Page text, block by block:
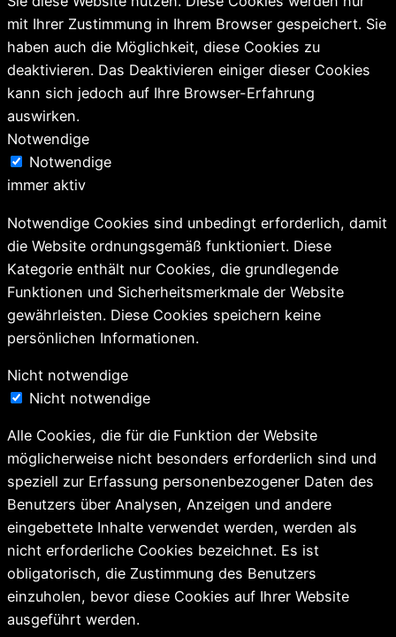
mit Ihrer Zustimmung in Ihrem Browser gespeichert. Sie
haben auch die Möglichkeit, diese Cookies zu
deaktivieren. Das Deaktivieren einiger dieser Cookies
kann sich jedoch auf Ihre Browser-Erfahrung
auswirken.
Notwendige
Notwendige
immer aktiv
Notwendige Cookies sind unbedingt erforderlich, damit
die Website ordnungsgemäß funktioniert. Diese
Kategorie enthält nur Cookies, die grundlegende
Funktionen und Sicherheitsmerkmale der Website
gewährleisten. Diese Cookies speichern keine
persönlichen Informationen.
Nicht notwendige
Nicht notwendige
Alle Cookies, die für die Funktion der Website
möglicherweise nicht besonders erforderlich sind und
speziell zur Erfassung personenbezogener Daten des
Benutzers über Analysen, Anzeigen und andere
eingebettete Inhalte verwendet werden, werden als
nicht erforderliche Cookies bezeichnet. Es ist
obligatorisch, die Zustimmung des Benutzers
einzuholen, bevor diese Cookies auf Ihrer Website
ausgeführt werden.